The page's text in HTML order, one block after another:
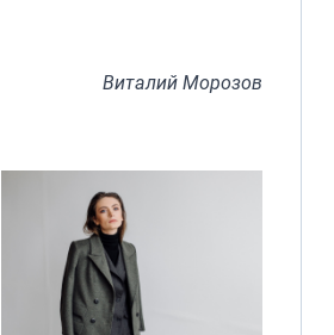
Виталий Морозов